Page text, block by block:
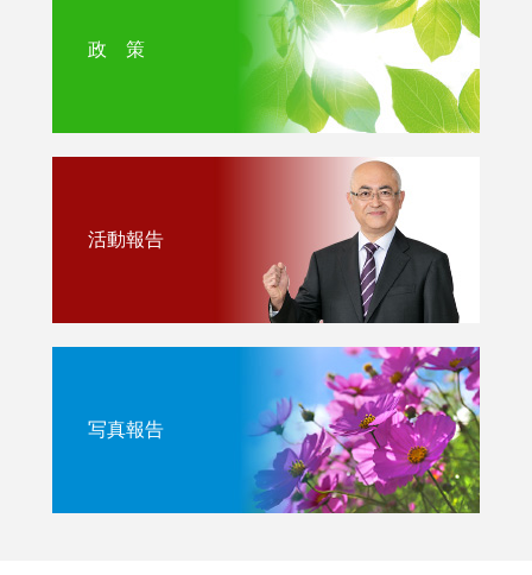
政 策
活動報告
写真報告